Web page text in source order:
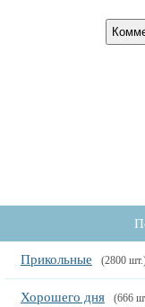
Прикольные (2800
Хорошего дня (666